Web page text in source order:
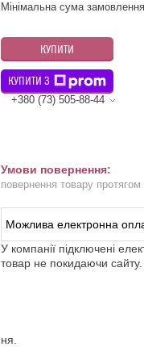
Мінімальна сума
КУПИТИ
КУПИТИ З
+380 (73) 505-88-44
повернення товару протягом
У компанії підключені
товар не покидаючи сайту.